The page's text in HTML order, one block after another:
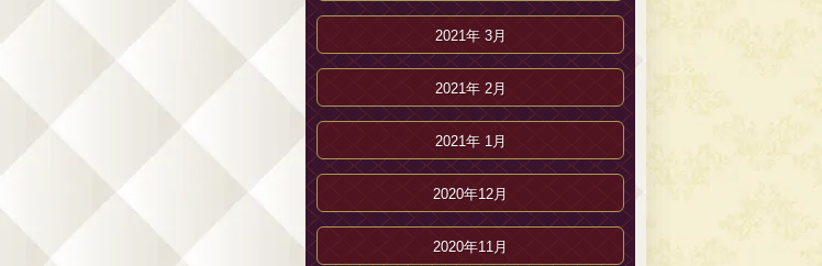
2021年 3月
2021年 2月
2021年 1月
2020年12月
2020年11月